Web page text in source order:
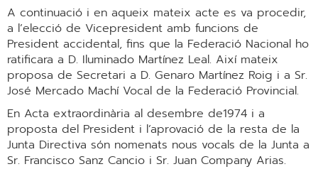
A continuació i en aqueix mateix acte es va procedir,
a l’elecció de Vicepresident amb funcions de
President accidental, fins que la Federació Nacional ho
ratificara a D. Iluminado Martínez Leal. Així mateix
proposa de Secretari a D. Genaro Martínez Roig i a Sr.
José Mercado Machí Vocal de la Federació Provincial.
En Acta extraordinària al desembre de1974 i a
proposta del President i l’aprovació de la resta de la
Junta Directiva són nomenats nous vocals de la Junta a
Sr. Francisco Sanz Cancio i Sr. Juan Company Arias.